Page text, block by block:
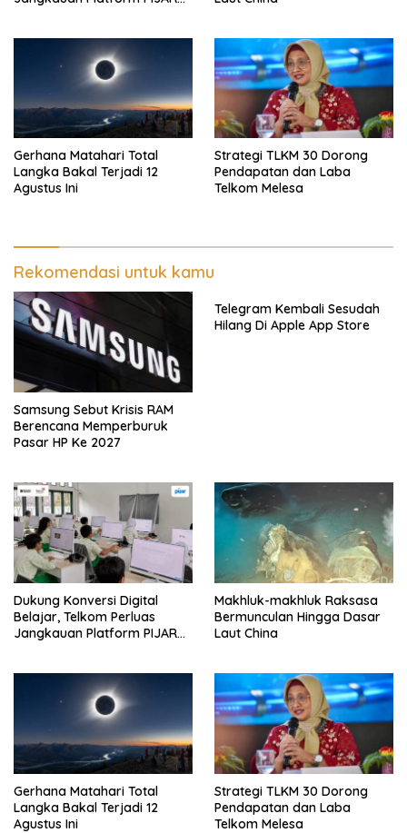
Gerhana Matahari Total
Langka Bakal Terjadi 12
Agustus Ini
Strategi TLKM 30 Dorong
Pendapatan dan Laba
Telkom Melesa
Rekomendasi untuk kamu
Samsung Sebut Krisis RAM
Berencana Memperburuk
Pasar HP Ke 2027
Telegram Kembali Sesudah
Hilang Di Apple App Store
Dukung Konversi Digital
Belajar, Telkom Perluas
Jangkauan Platform PIJAR
Makhluk-makhluk Raksasa
Bermunculan Hingga Dasar
Laut China
Gerhana Matahari Total
Langka Bakal Terjadi 12
Agustus Ini
Strategi TLKM 30 Dorong
Pendapatan dan Laba
Telkom Melesa